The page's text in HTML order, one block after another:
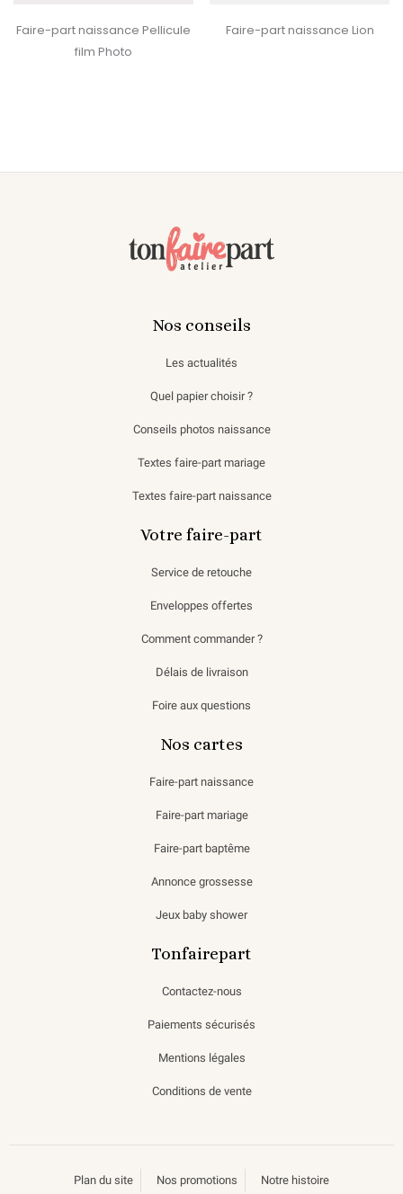
Faire-part naissance Pellicule
film Photo
Faire-part naissance Lion
Nos conseils
Les actualités
Quel papier choisir ?
Conseils photos naissance
Textes faire-part mariage
Textes faire-part naissance
Votre faire-part
Service de retouche
Enveloppes offertes
Comment commander ?
Délais de livraison
Foire aux questions
Nos cartes
Faire-part naissance
Faire-part mariage
Faire-part baptême
Annonce grossesse
Jeux baby shower
Tonfairepart
Contactez-nous
Paiements sécurisés
Mentions légales
Conditions de vente
Plan du site Nos promotions Notre histoire